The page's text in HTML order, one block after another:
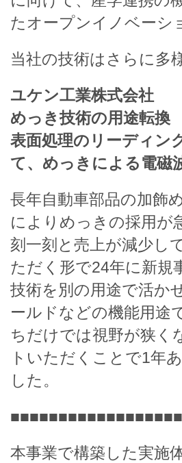
たオープンイノベーシ
当社の技術はさらに多
ユケン工業株式会社
めっき技術の用途転換
表面処理のリーディン
て、めっきによる電磁
長年自動車部品の加飾
によりめっきの採用が
刻一刻と売上が減少し
ただく形で24年に新規
技術を別の用途で活か
ールドなどの機能用途
ちだけでは視野が狭く
トいただくことで1年
した。
本事業で構築した実施